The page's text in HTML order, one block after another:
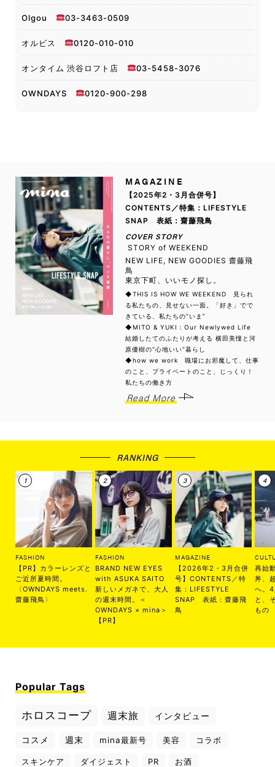
Olgou 03-3463-0509
オルビス 0120-010-010
オンタイム 渋谷ロフト店 03-5458-3076
OWNDAYS 0120-900-298
MAGAZINE
【2025年2・3月合併号】
CONTENTS／特集：LIFESTYLE
SNAP 表紙：齋藤飛鳥
COVER STORY
STORY of WEEKEND
NEW LIFE, NEW GOODIES 齋藤飛
鳥
東京下町、いいモノ探し。
◆THIS IS HOW WE WEEKEND 見られ
る私たちの、見せない一面。「好き」でで
きている、私たちの“いま”
◆MITO & YUKI：Our Newlywed Life
結婚したてのふたりが考える 横田美憧と河
原優樹の“心地いい”暮らし
◆how we work 職場にお邪魔して、仕事
のこと、プライベートのこと、じっくり！
私たちの働き方
Read More
RANKING
FASHION
【PR】カラーレンズと
ご近所夏時間。
〈OWNDAYS meets.
齋藤飛鳥〉
FASHION
BRAND NEW EYES
with ASUKA SAITO
新しいメガネで、大人
の週末時間。＜
OWNDAYS × mina＞
【PR】
MAGAZINE
【2026年2・3月合併
号】CONTENTS／特
集：LIFESTYLE
SNAP 表紙：齋藤飛
鳥
再始
丼、
へ。
と、
もの
Popular Tags
ホロスコープ 週末旅 インタビュー
コスメ 週末 mina最新号 美容 コラボ
スキンケア ダイジェスト PR お酒